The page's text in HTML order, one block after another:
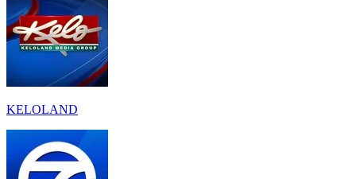
KELOLAND